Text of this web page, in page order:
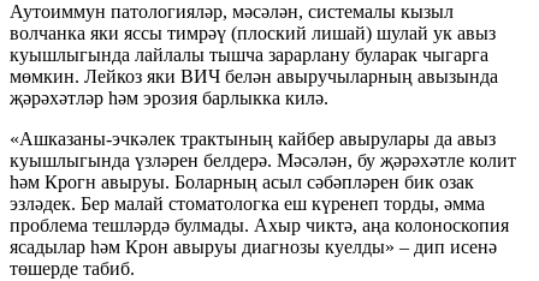
Аутоиммун патологияләр, мәсәлән, системалы кызыл
волчанка яки яссы тимрәү (плоский лишай) шулай ук авыз
куышлыгында лайлалы тышча зарарлану буларак чыгарга
мөмкин. Лейкоз яки ВИЧ белән авыручыларның авызында
җәрәхәтләр һәм эрозия барлыкка килә.
«Ашказаны-эчкәлек трактының кайбер авырулары да авыз
куышлыгында үзләрен белдерә. Мәсәлән, бу җәрәхәтле колит
һәм Крогн авыруы. Боларның асыл сәбәпләрен бик озак
эзләдек. Бер малай стоматологка еш күренеп торды, әмма
проблема тешләрдә булмады. Ахыр чиктә, аңа колоноскопия
ясадылар һәм Крон авыруы диагнозы куелды» – дип исенә
төшерде табиб.